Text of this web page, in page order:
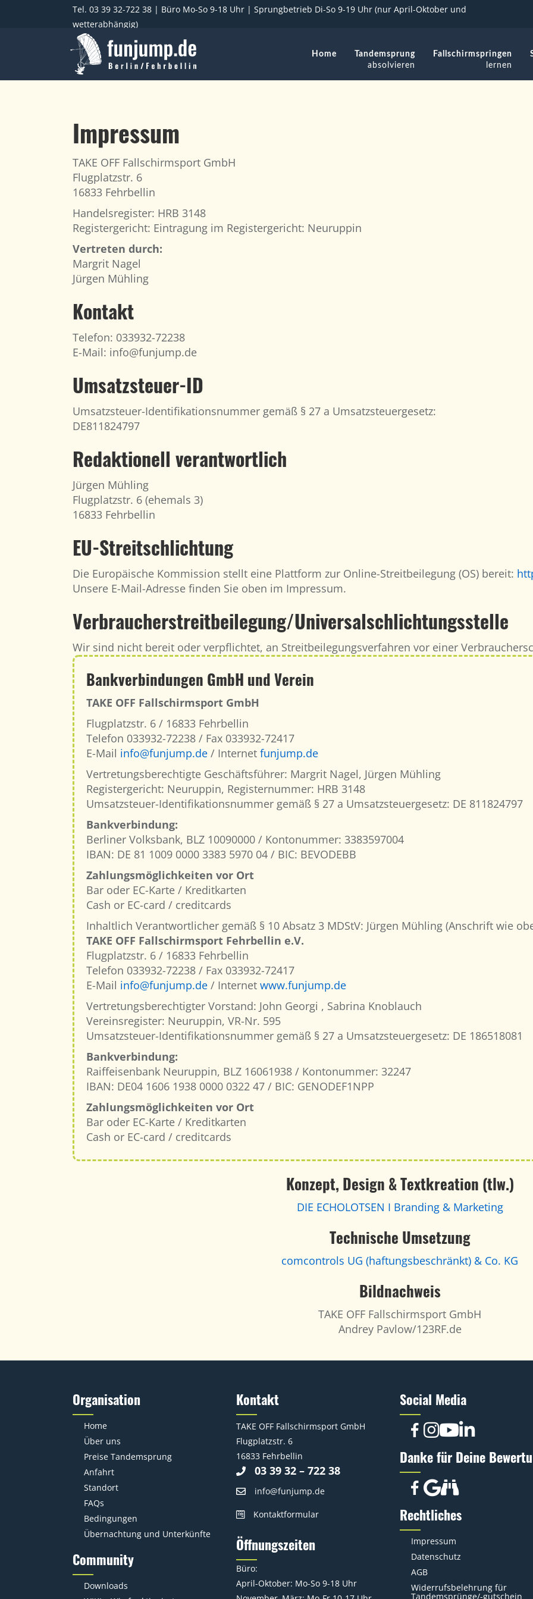
Tel. 03 39 32-722 38 | Büro Mo-So 9-18 Uhr | Sprungbetrieb Di-So 9-19 Uhr (nur April-Oktober und
wetterabhängig)
Home
Tandemsprung
absolvieren
Fallschirmspringen
lernen
Impressum
TAKE OFF Fallschirmsport GmbH
Flugplatzstr. 6
16833 Fehrbellin
Handelsregister: HRB 3148
Registergericht: Eintragung im Registergericht: Neuruppin
Vertreten durch:
Margrit Nagel
Jürgen Mühling
Kontakt
Telefon: 033932-72238
E-Mail: info@funjump.de
Umsatzsteuer-ID
Umsatzsteuer-Identifikationsnummer gemäß § 27 a Umsatzsteuergesetz:
DE811824797
Redaktionell verantwortlich
Jürgen Mühling
Flugplatzstr. 6 (ehemals 3)
16833 Fehrbellin
EU-Streitschlichtung
Die Europäische Kommission stellt eine Plattform zur Online-Streitbeilegung (OS) bereit:
Unsere E-Mail-Adresse finden Sie oben im Impressum.
Verbraucher­streit­beilegung/Universal­schlichtungs­stelle
Wir sind nicht bereit oder verpflichtet, an Streitbeilegungsverfahren vor einer
Bankverbindungen GmbH und Verein
TAKE OFF Fallschirmsport GmbH
Flugplatzstr. 6 / 16833 Fehrbellin
Telefon 033932-72238 / Fax 033932-72417
E-Mail info@funjump.de / Internet funjump.de
Vertretungsberechtigte Geschäftsführer: Margrit Nagel, Jürgen Mühling
Registergericht: Neuruppin, Registernummer: HRB 3148
Umsatzsteuer-Identifikationsnummer gemäß § 27 a Umsatzsteuergesetz: DE 811824797
Bankverbindung:
Berliner Volksbank, BLZ 10090000 / Kontonummer: 3383597004
IBAN: DE 81 1009 0000 3383 5970 04 / BIC: BEVODEBB
Zahlungsmöglichkeiten vor Ort
Bar oder EC-Karte / Kreditkarten
Cash or EC-card / creditcards
Inhaltlich Verantwortlicher gemäß § 10 Absatz 3 MDStV: Jürgen Mühling (Anschrift wie
TAKE OFF Fallschirmsport Fehrbellin e.V.
Flugplatzstr. 6 / 16833 Fehrbellin
Telefon 033932-72238 / Fax 033932-72417
E-Mail info@funjump.de / Internet www.funjump.de
Vertretungsberechtigter Vorstand: John Georgi , Sabrina Knoblauch
Vereinsregister: Neuruppin, VR-Nr. 595
Umsatzsteuer-Identifikationsnummer gemäß § 27 a Umsatzsteuergesetz: DE 186518081
Bankverbindung:
Raiffeisenbank Neuruppin, BLZ 16061938 / Kontonummer: 32247
IBAN: DE04 1606 1938 0000 0322 47 / BIC: GENODEF1NPP
Zahlungsmöglichkeiten vor Ort
Bar oder EC-Karte / Kreditkarten
Cash or EC-card / creditcards
Konzept, Design & Textkreation (tlw.)
DIE ECHOLOTSEN I Branding & Marketing
Technische Umsetzung
comcontrols UG (haftungsbeschränkt) & Co. KG
Bildnachweis
TAKE OFF Fallschirmsport GmbH
Andrey Pavlow/123RF.de
Organisation
Home
Über uns
Preise Tandemsprung
Anfahrt
Standort
FAQs
Bedingungen
Übernachtung und Unterkünfte
Community
Downloads
Kontakt
TAKE OFF Fallschirmsport GmbH
Flugplatzstr. 6
16833 Fehrbellin
03 39 32 – 722 38
info@funjump.de
Kontaktformular
Öffnungszeiten
Büro:
April-Oktober: Mo-So 9-18 Uhr
Social Media
Danke für Deine
Rechtliches
Impressum
Datenschutz
AGB
Widerrufsbelehrung für
Tandemsprünge/-gutschein